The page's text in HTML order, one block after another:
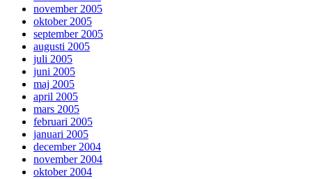
november 2005
oktober 2005
september 2005
augusti 2005
juli 2005
juni 2005
maj 2005
april 2005
mars 2005
februari 2005
januari 2005
december 2004
november 2004
oktober 2004